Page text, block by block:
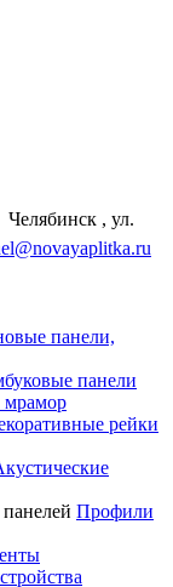
Челябинск , ул.
панели,
панели
мрамор
рейки
Профили